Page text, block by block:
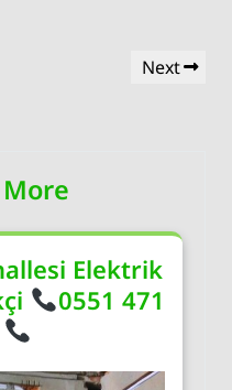
Next
Next
Elektrik
0551 471